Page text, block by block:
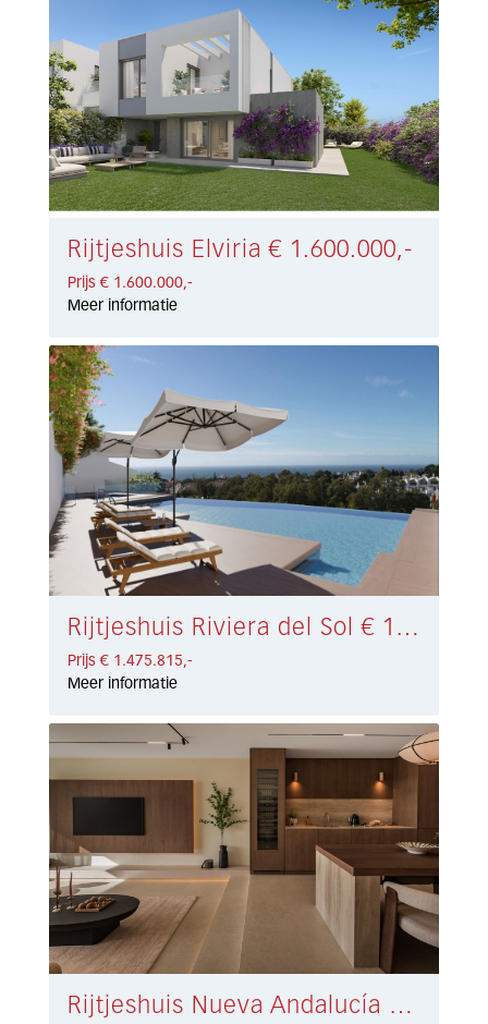
Rijtjeshuis Elviria € 1.600.000,-
Prijs € 1.600.000,-
Meer informatie
Rijtjeshuis Riviera del Sol € 1.475.815,-
Prijs € 1.475.815,-
Meer informatie
Rijtjeshuis Nueva Andalucía € 1.450.000,-